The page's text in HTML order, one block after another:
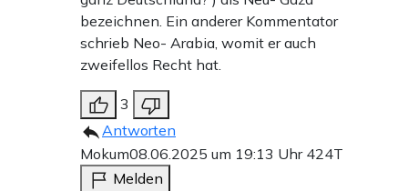
bezeichnen. Ein anderer Kommentator
schrieb Neo- Arabia, womit er auch
zweifellos Recht hat.
3
Antworten
Mokum08.06.2025 um 19:13 Uhr 424T
Melden